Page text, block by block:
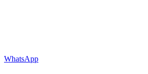
WhatsApp